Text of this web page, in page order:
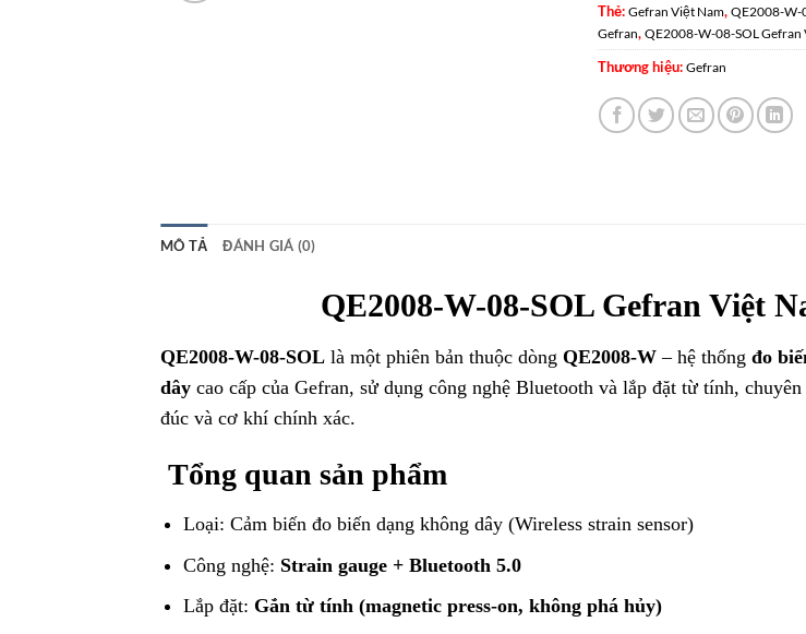
Thẻ: Gefran Việt Nam, QE2008-W-
Gefran, QE2008-W-08-SOL Gefran
Thương hiệu: Gefran
MÔ TẢ ĐÁNH GIÁ (0)
QE2008-W-08-SOL Gefran Việt
QE2008-W-08-SOL là một phiên bản thuộc dòng QE2008-W – hệ thống đo
dây cao cấp của Gefran, sử dụng công nghệ Bluetooth và lắp đặt từ tính,
đúc và cơ khí chính xác.
Tổng quan sản phẩm
Loại: Cảm biến đo biến dạng không dây (Wireless strain sensor)
Công nghệ: Strain gauge + Bluetooth 5.0
Lắp đặt: Gắn từ tính (magnetic press-on, không phá hủy)